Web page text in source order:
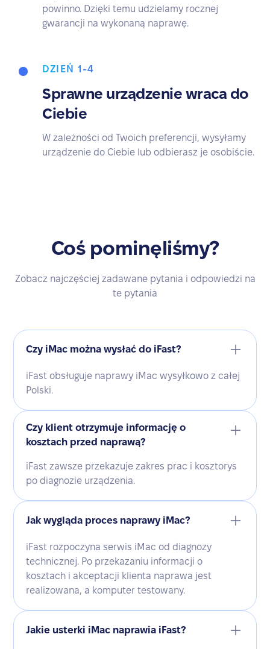
powinno. Dzięki temu udzielamy rocznej
gwarancji na wykonaną naprawę.
DZIEŃ 1-4
Sprawne urządzenie wraca do
Ciebie
W zależności od Twoich preferencji, wysyłamy
urządzenie do Ciebie lub odbierasz je osobiście.
Coś pominęliśmy?
Zobacz najczęściej zadawane pytania i odpowiedzi na
te pytania
Czy iMac można wysłać do iFast?
iFast obsługuje naprawy iMac wysyłkowo z całej
Polski.
Czy klient otrzymuje informację o
kosztach przed naprawą?
iFast zawsze przekazuje zakres prac i kosztorys
po diagnozie urządzenia.
Jak wygląda proces naprawy iMac?
iFast rozpoczyna serwis iMac od diagnozy
technicznej. Po przekazaniu informacji o
kosztach i akceptacji klienta naprawa jest
realizowana, a komputer testowany.
Jakie usterki iMac naprawia iFast?